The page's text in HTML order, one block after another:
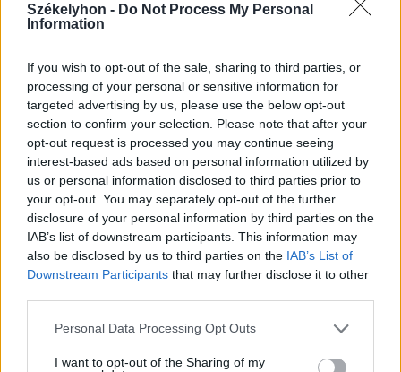
Székelyhon - Do Not Process My Personal
Information
If you wish to opt-out of the sale, sharing to third parties, or
processing of your personal or sensitive information for
targeted advertising by us, please use the below opt-out
section to confirm your selection. Please note that after your
opt-out request is processed you may continue seeing
interest-based ads based on personal information utilized by
us or personal information disclosed to third parties prior to
your opt-out. You may separately opt-out of the further
disclosure of your personal information by third parties on the
IAB’s list of downstream participants. This information may
also be disclosed by us to third parties on the IAB’s List of
Downstream Participants that may further disclose it to other
Personal Data Processing Opt Outs
I want to opt-out of the Sharing of my
Hasznos
Impresszum
Szerzői jogok
Adatvédelmi tájékoztató
Cookie-kezelési tájékoztató
Hozzászólási szabályzat
Nyomtatott lapjaink archívuma
Székely Hírmondó archívuma